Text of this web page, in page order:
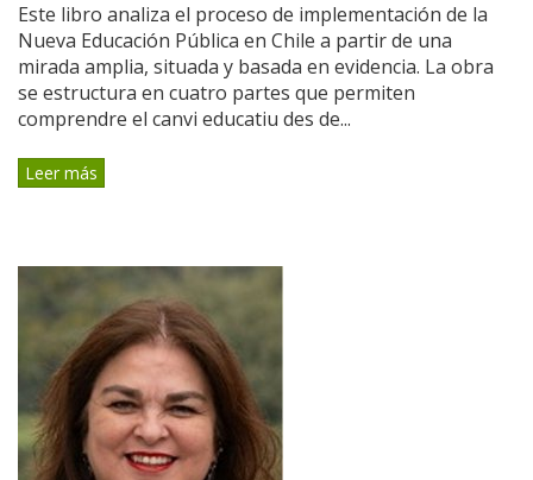
Este libro analiza el proceso de implementación de la
Nueva Educación Pública en Chile a partir de una
mirada amplia, situada y basada en evidencia. La obra
se estructura en cuatro partes que permiten
comprendre el canvi educatiu des de...
Leer más